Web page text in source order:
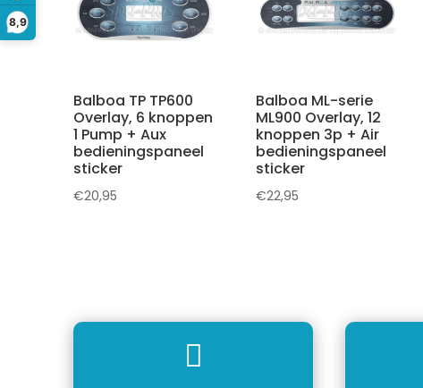
8,9
Balboa TP TP600
Overlay, 6 knoppen
1 Pump + Aux
bedieningspaneel
sticker
€20,95
Balboa ML-serie
ML900 Overlay, 12
knoppen 3p + Air
bedieningspaneel
sticker
€22,95
